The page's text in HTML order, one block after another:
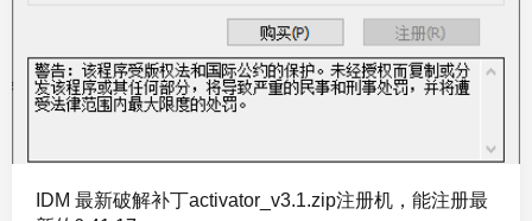
IDM 最新破解补丁activator_v3.1.zip注册机，能注册最